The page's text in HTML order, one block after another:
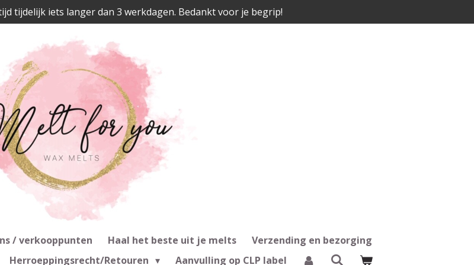
tijdelijk iets langer dan 3 werkdagen. Bedankt voor je begrip!
/ verkooppunten Haal het beste uit je melts
Verzending en bezorging
Herroeppingsrecht/Retouren Aanvulling op CLP label